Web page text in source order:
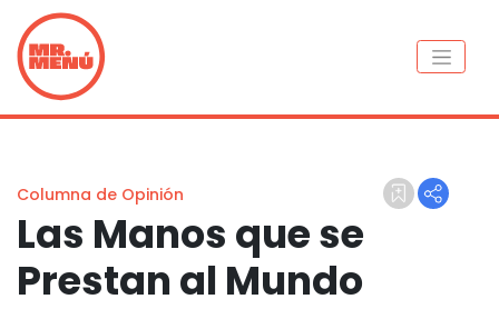
Columna de Opinión
Las Manos que se
Prestan al Mundo